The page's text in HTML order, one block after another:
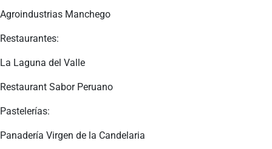
Agroindustrias Manchego
Restaurantes:
La Laguna del Valle
Restaurant Sabor Peruano
Pastelerías:
Panadería Virgen de la Candelaria